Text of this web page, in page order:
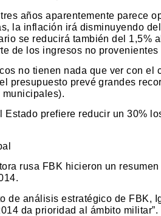
años aparentemente parece
la inflación irá disminuyendo
se reducirá también del 1,5%
de los ingresos no provenientes
no tienen nada que ver con el
presupuesto prevé grandes
Estado prefiere reducir un 30%
rusa FBK hicieron un resumen
de análisis estratégico de FBK,
da prioridad al ámbito militar”.